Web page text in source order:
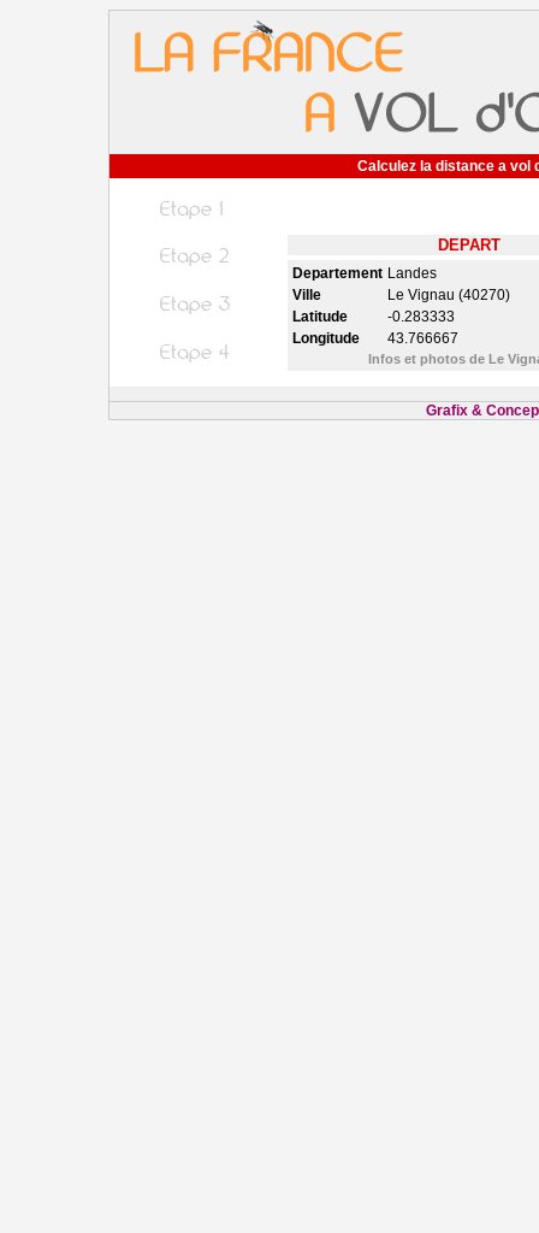
Calculez la distance a vol
DEPART
Departement Landes
Ville
Le Vignau (40270)
Latitude
-0.283333
Longitude
43.766667
Infos et photos de Le
Grafix &